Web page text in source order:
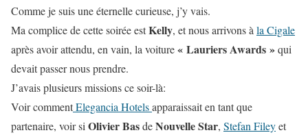
Comme je suis une éternelle curieuse, j’y vais.
Ma complice de cette soirée estKelly, et nous arrivons à la Cigale
après avoir attendu, en vain, la voiture« Lauriers Awards »qui
devait passer nous prendre.
J’avais plusieurs missions ce soir-là:
Voir commentElegancia Hotelsapparaissait en tant que
partenaire, voir si Olivier BasdeNouvelle Star, Stefan Fileyet